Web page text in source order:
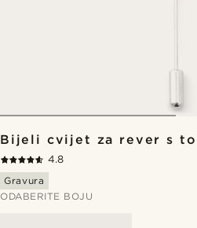
Bijeli cvijet za rever s
4.8
Gravura
ODABERITE BOJU